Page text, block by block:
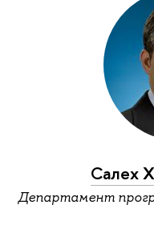
Салех
Департамент